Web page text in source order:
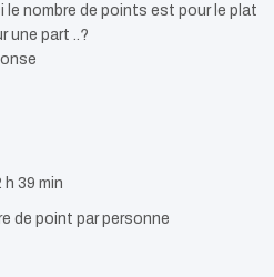
le nombre de points est pour le plat
une part ..?
h 39 min
de point par personne